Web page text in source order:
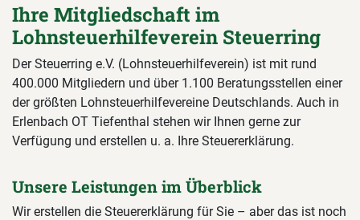
Ihre Mitgliedschaft im
Lohnsteuerhilfeverein Steuerring
Der Steuerring e.V. (Lohnsteuerhilfeverein) ist mit rund
400.000 Mitgliedern und über 1.100 Beratungsstellen einer
der größten Lohnsteuerhilfevereine Deutschlands. Auch in
Erlenbach OT Tiefenthal stehen wir Ihnen gerne zur
Verfügung und erstellen u. a. Ihre Steuererklärung.
Unsere Leistungen im Überblick
Wir erstellen die Steuererklärung für Sie – aber das ist noch